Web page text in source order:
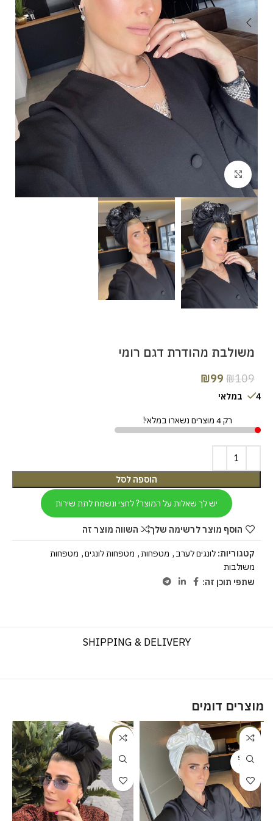
Click to enlarge
משולבת מהודרת דגם רומי
₪109
₪99
4 במלאי
רק 4 מוצרים נשארו במלאי!
הוספה לסל
יש לך שאלות על המוצר? לחצי ונשמח לתת שירות
הוסף מוצר לרשימה שלך השווה מוצר זה
קטגוריות: לונגים לערב , מטפחות, מטפחות לונגים, מטפחות
משולבות
שתפי תוכן זה:
SHIPPING & DELIVERY
מוצרים דומים
-20%
SOLD
OUT
-20%